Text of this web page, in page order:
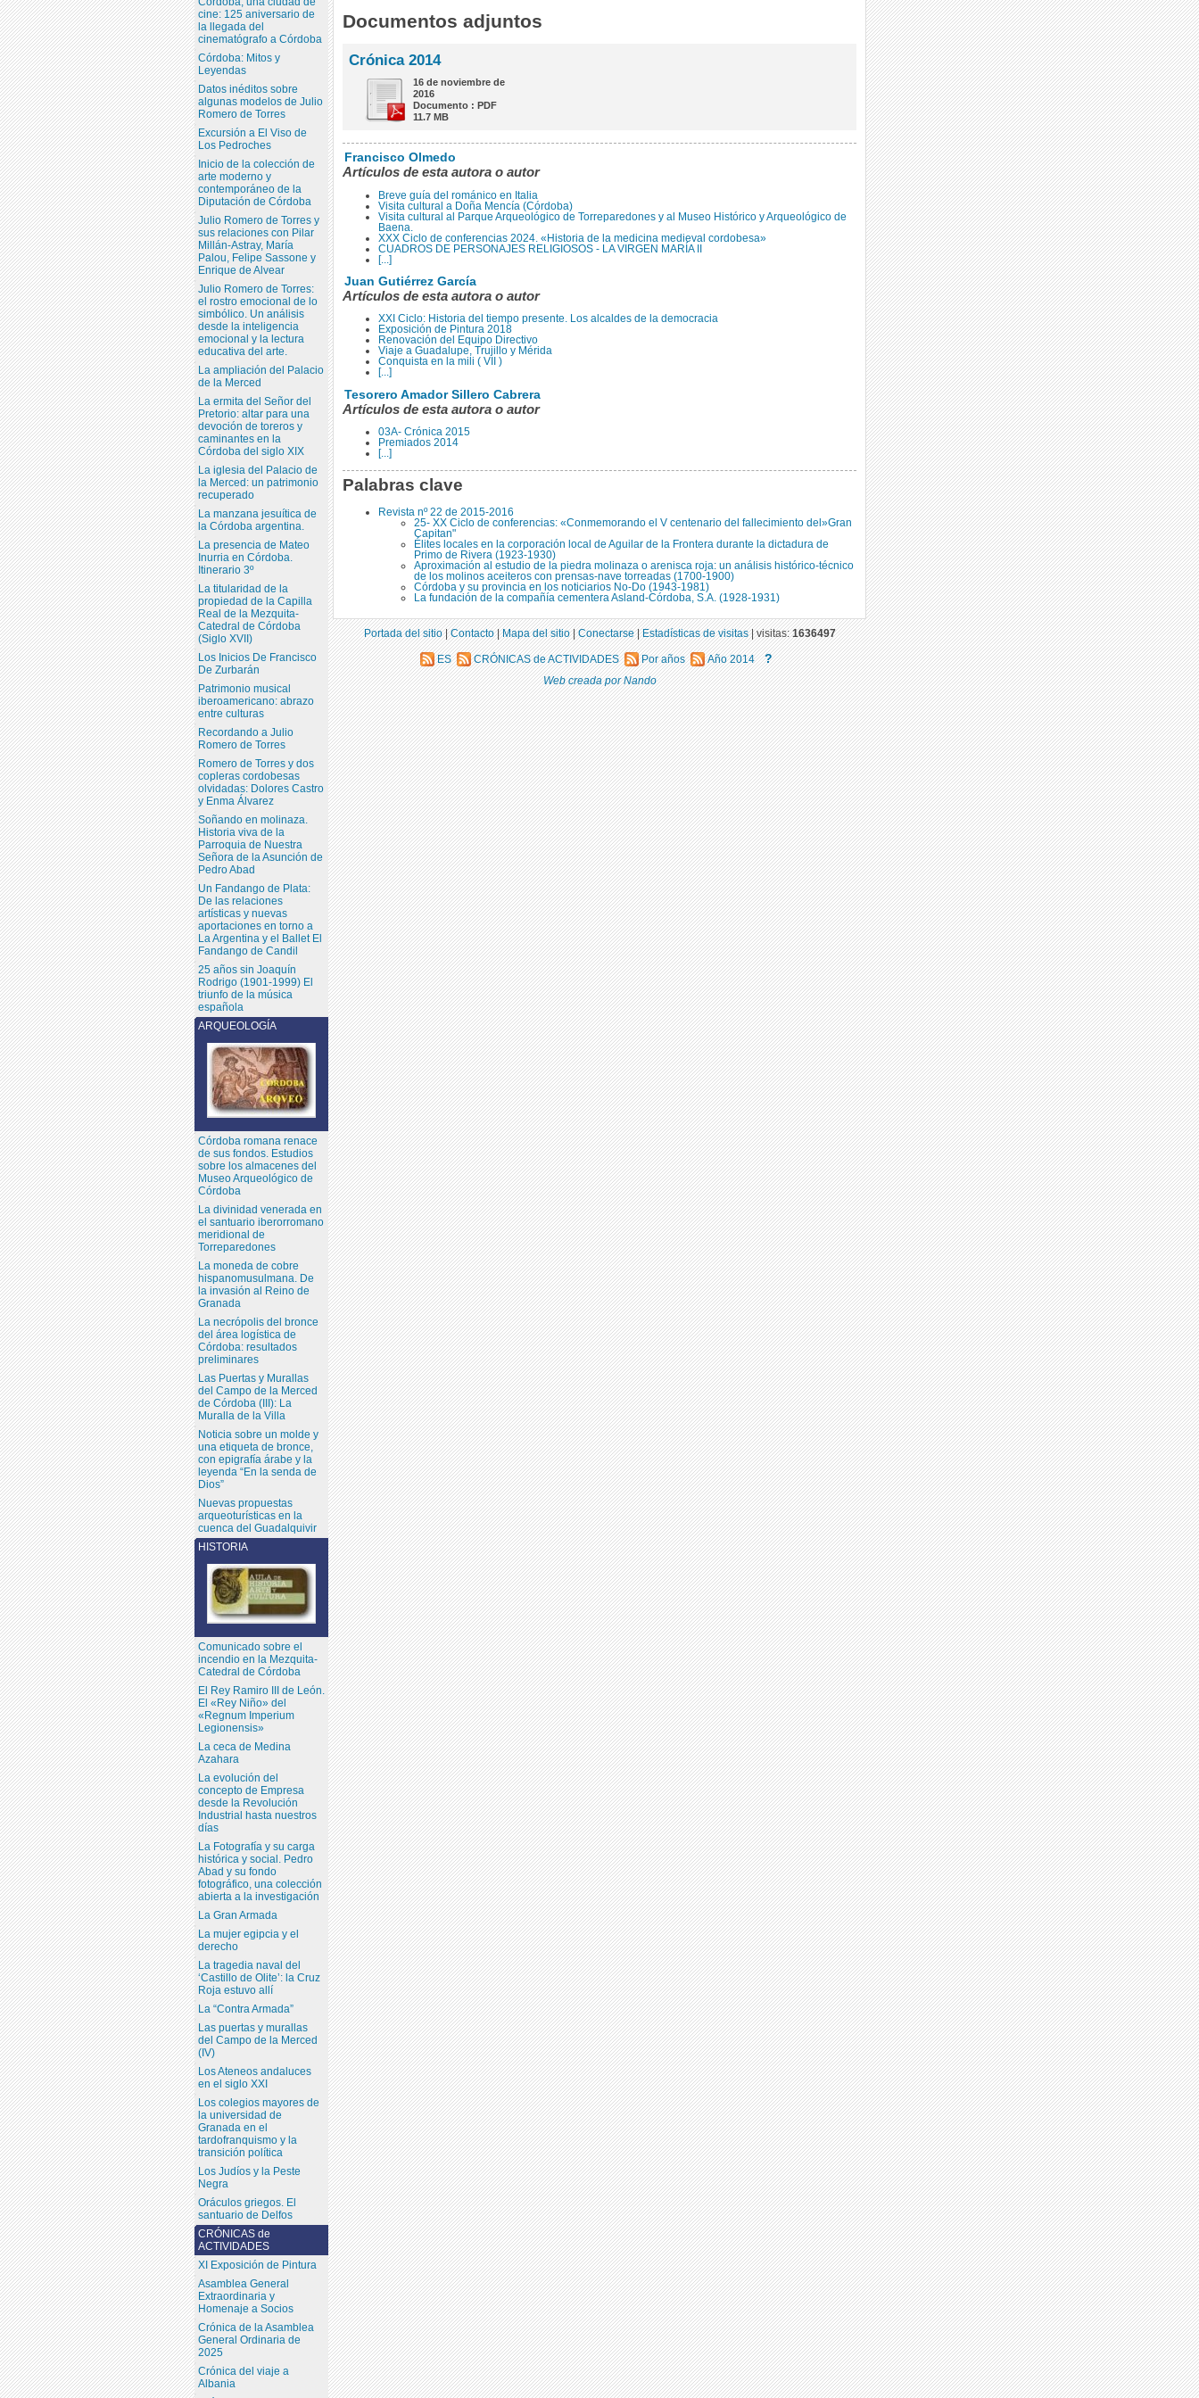
Documentos adjuntos
Crónica 2014
16 de noviembre de
2016
Documento : PDF
11.7 MB
Francisco Olmedo
Artículos de esta autora o autor
Breve guía del románico en Italia
Visita cultural a Doña Mencía (Córdoba)
Visita cultural al Parque Arqueológico de Torreparedones y al Museo Histórico y Arqueológico de
Baena.
XXX Ciclo de conferencias 2024. «Historia de la medicina medieval cordobesa»
CUADROS DE PERSONAJES RELIGIOSOS - LA VIRGEN MARÍA II
[...]
Juan Gutiérrez García
Artículos de esta autora o autor
XXI Ciclo: Historia del tiempo presente. Los alcaldes de la democracia
Exposición de Pintura 2018
Renovación del Equipo Directivo
Viaje a Guadalupe, Trujillo y Mérida
Conquista en la mili ( VII )
[...]
Tesorero Amador Sillero Cabrera
Artículos de esta autora o autor
03A- Crónica 2015
Premiados 2014
[...]
Palabras clave
Revista nº 22 de 2015-2016
25- XX Ciclo de conferencias: «Conmemorando el V centenario del fallecimiento del»Gran
Capitan"
Élites locales en la corporación local de Aguilar de la Frontera durante la dictadura de
Primo de Rivera (1923-1930)
Aproximación al estudio de la piedra molinaza o arenisca roja: un análisis histórico-técnico
de los molinos aceiteros con prensas-nave torreadas (1700-1900)
Córdoba y su provincia en los noticiarios No-Do (1943-1981)
La fundación de la compañía cementera Asland-Córdoba, S.A. (1928-1931)
ARQUEOLOGÍA
Córdoba romana renace
de sus fondos. Estudios
sobre los almacenes del
Museo Arqueológico de
Córdoba
La divinidad venerada en
el santuario iberorromano
meridional de
Torreparedones
La moneda de cobre
hispanomusulmana. De
la invasión al Reino de
Granada
La necrópolis del bronce
del área logística de
Córdoba: resultados
preliminares
Las Puertas y Murallas
del Campo de la Merced
de Córdoba (III): La
Muralla de la Villa
Noticia sobre un molde y
una etiqueta de bronce,
con epigrafía árabe y la
leyenda “En la senda de
Dios”
Nuevas propuestas
arqueoturísticas en la
cuenca del Guadalquivir
cine: 125 aniversario de
la llegada del
cinematógrafo a Córdoba
Córdoba: Mitos y
Leyendas
Datos inéditos sobre
algunas modelos de Julio
Romero de Torres
Excursión a El Viso de
Los Pedroches
Inicio de la colección de
arte moderno y
contemporáneo de la
Diputación de Córdoba
Julio Romero de Torres y
sus relaciones con Pilar
Millán-Astray, María
Palou, Felipe Sassone y
Enrique de Alvear
Julio Romero de Torres:
el rostro emocional de lo
simbólico. Un análisis
desde la inteligencia
emocional y la lectura
educativa del arte.
La ampliación del Palacio
de la Merced
La ermita del Señor del
Pretorio: altar para una
devoción de toreros y
caminantes en la
Córdoba del siglo XIX
La iglesia del Palacio de
la Merced: un patrimonio
recuperado
La manzana jesuítica de
la Córdoba argentina.
La presencia de Mateo
Inurria en Córdoba.
Itinerario 3º
La titularidad de la
propiedad de la Capilla
Real de la Mezquita-
Catedral de Córdoba
(Siglo XVII)
Los Inicios De Francisco
De Zurbarán
Patrimonio musical
iberoamericano: abrazo
entre culturas
Recordando a Julio
Romero de Torres
Romero de Torres y dos
copleras cordobesas
olvidadas: Dolores Castro
y Enma Álvarez
Soñando en molinaza.
Historia viva de la
Parroquia de Nuestra
Señora de la Asunción de
Pedro Abad
Un Fandango de Plata:
De las relaciones
artísticas y nuevas
aportaciones en torno a
La Argentina y el Ballet El
Fandango de Candil
25 años sin Joaquín
Rodrigo (1901-1999) El
triunfo de la música
española
CRÓNICAS de
ACTIVIDADES
XI Exposición de Pintura
Asamblea General
Extraordinaria y
Homenaje a Socios
Crónica de la Asamblea
General Ordinaria de
2025
Crónica del viaje a
Albania
HISTORIA
Comunicado sobre el
incendio en la Mezquita-
Catedral de Córdoba
El Rey Ramiro III de León.
El «Rey Niño» del
«Regnum Imperium
Legionensis»
La ceca de Medina
Azahara
La evolución del
concepto de Empresa
desde la Revolución
Industrial hasta nuestros
días
La Fotografía y su carga
histórica y social. Pedro
Abad y su fondo
fotográfico, una colección
abierta a la investigación
La Gran Armada
La mujer egipcia y el
derecho
La tragedia naval del
‘Castillo de Olite’: la Cruz
Roja estuvo allí
La “Contra Armada”
Las puertas y murallas
del Campo de la Merced
(IV)
Los Ateneos andaluces
en el siglo XXI
Los colegios mayores de
la universidad de
Granada en el
tardofranquismo y la
transición política
Los Judíos y la Peste
Negra
Oráculos griegos. El
santuario de Delfos
Portada del sitio|Contacto|Mapa del sitio|Conectarse|Estadísticas de visitas|visitas:1636497
ES CRÓNICAS de ACTIVIDADES Por años Año 2014 ?
Web creada por Nando